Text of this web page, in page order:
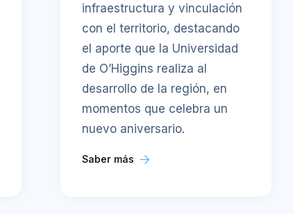
infraestructura y vinculación
con el territorio, destacando
el aporte que la Universidad
de O’Higgins realiza al
desarrollo de la región, en
momentos que celebra un
nuevo aniversario.
Saber más